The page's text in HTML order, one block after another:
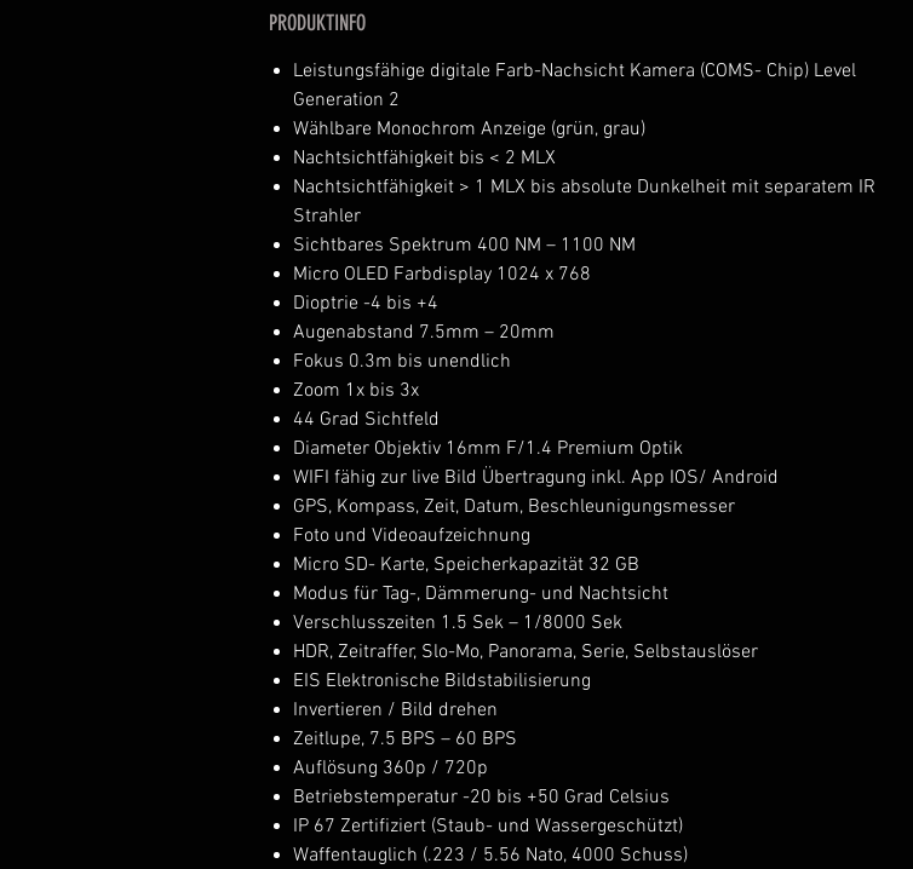
PRODUKTINFO
Leistungsfähige digitale Farb-Nachsicht Kamera (COMS- Chip) Level
Generation 2
Wählbare Monochrom Anzeige (grün, grau)
Nachtsichtfähigkeit bis < 2 MLX
Nachtsichtfähigkeit > 1 MLX bis absolute Dunkelheit mit separatem IR
Strahler
Sichtbares Spektrum 400 NM – 1100 NM
Micro OLED Farbdisplay 1024 x 768
Dioptrie -4 bis +4
Augenabstand 7.5mm – 20mm
Fokus 0.3m bis unendlich
Zoom 1x bis 3x
44 Grad Sichtfeld
Diameter Objektiv 16mm F/1.4 Premium Optik
WIFI fähig zur live Bild Übertragung inkl. App IOS/ Android
GPS, Kompass, Zeit, Datum, Beschleunigungsmesser
Foto und Videoaufzeichnung
Micro SD- Karte, Speicherkapazität 32 GB
Modus für Tag-, Dämmerung- und Nachtsicht
Verschlusszeiten 1.5 Sek – 1/8000 Sek
HDR, Zeitraffer, Slo-Mo, Panorama, Serie, Selbstauslöser
EIS Elektronische Bildstabilisierung
Invertieren / Bild drehen
Zeitlupe, 7.5 BPS – 60 BPS
Auflösung 360p / 720p
Betriebstemperatur -20 bis +50 Grad Celsius
IP 67 Zertifiziert (Staub- und Wassergeschützt)
Waffentauglich (.223 / 5.56 Nato, 4000 Schuss)